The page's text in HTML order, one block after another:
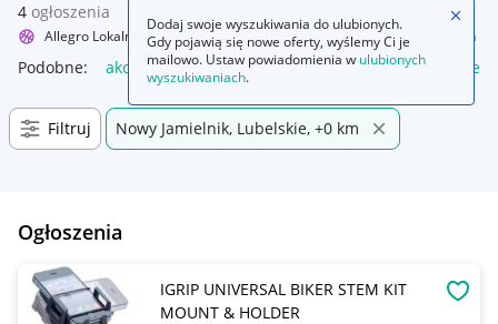
4 ogłoszenia
Allegro Lokalnie Sport i turystyka Rowery i akcesoria Akcesoria
Podobne: akcesoria akcesoria wędkarskie akcesoria
Filtruj Nowy Jamielnik, Lubelskie, +0 km
Ogłoszenia
IGRIP UNIVERSAL BIKER STEM KIT
MOUNT & HOLDER
Dodaj swoje wyszukiwania do ulubionych.
Gdy pojawią się nowe oferty, wyślemy Ci je
mailowo. Ustaw powiadomienia w ulubionych
wyszukiwaniach.